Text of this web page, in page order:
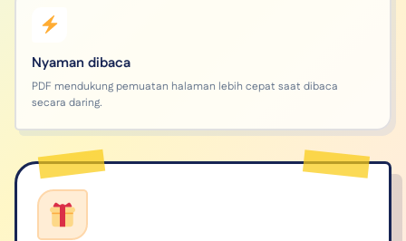
Nyaman dibaca
PDF mendukung pemuatan halaman lebih cepat saat dibaca
secara daring.